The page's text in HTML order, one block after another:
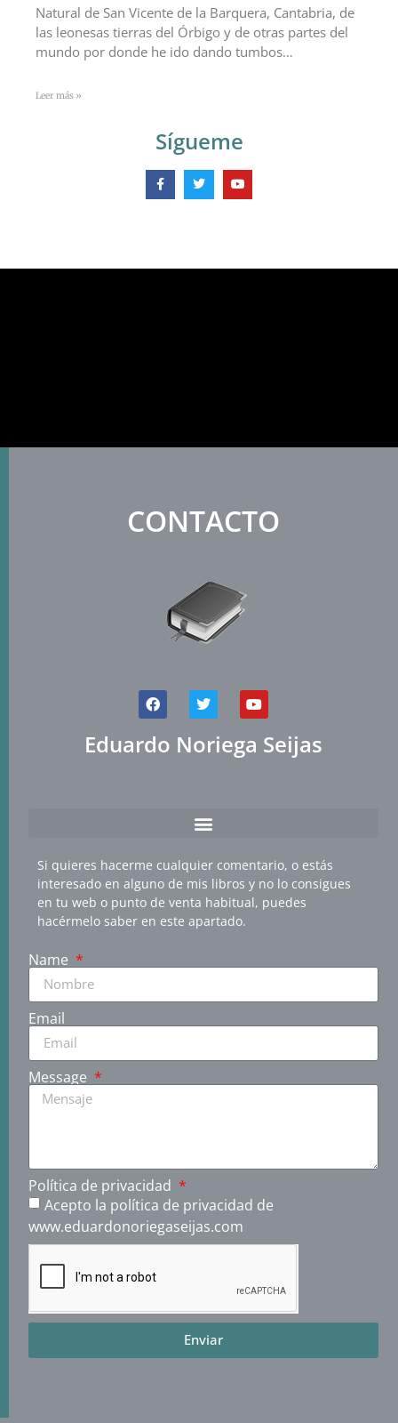
Natural de San Vicente de la Barquera, Cantabria, de
las leonesas tierras del Órbigo y de otras partes del
mundo por donde he ido dando tumbos…
Leer más »
Sígueme
CONTACTO
Eduardo Noriega Seijas
Si quieres hacerme cualquier comentario, o estás
interesado en alguno de mis libros y no lo consigues
en tu web o punto de venta habitual, puedes
hacérmelo saber en este apartado.
Name
Email
Message
Política de privacidad
Acepto la política de privacidad de
www.eduardonoriegaseijas.com
Enviar